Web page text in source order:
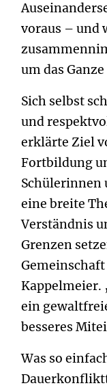
voraus – und
um das
Sich selbst
und
erklärte Ziel
Fortbildung
Schülerinnen
eine breite
Verständnis
Grenzen
Kappelmeier.
ein
besseres
Was so